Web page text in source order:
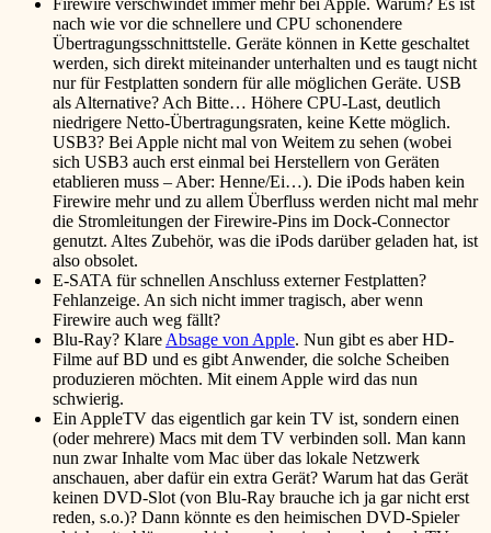
Firewire verschwindet immer mehr bei Apple. Warum? Es ist
nach wie vor die schnellere und CPU schonendere
Übertragungsschnittstelle. Geräte können in Kette geschaltet
werden, sich direkt miteinander unterhalten und es taugt nicht
nur für Festplatten sondern für alle möglichen Geräte. USB
als Alternative? Ach Bitte… Höhere CPU-Last, deutlich
niedrigere Netto-Übertragungsraten, keine Kette möglich.
USB3? Bei Apple nicht mal von Weitem zu sehen (wobei
sich USB3 auch erst einmal bei Herstellern von Geräten
etablieren muss – Aber: Henne/Ei…). Die iPods haben kein
Firewire mehr und zu allem Überfluss werden nicht mal mehr
die Stromleitungen der Firewire-Pins im Dock-Connector
genutzt. Altes Zubehör, was die iPods darüber geladen hat, ist
also obsolet.
E-SATA für schnellen Anschluss externer Festplatten?
Fehlanzeige. An sich nicht immer tragisch, aber wenn
Firewire auch weg fällt?
Blu-Ray? Klare Absage von Apple. Nun gibt es aber HD-
Filme auf BD und es gibt Anwender, die solche Scheiben
produzieren möchten. Mit einem Apple wird das nun
schwierig.
Ein AppleTV das eigentlich gar kein TV ist, sondern einen
(oder mehrere) Macs mit dem TV verbinden soll. Man kann
nun zwar Inhalte vom Mac über das lokale Netzwerk
anschauen, aber dafür ein extra Gerät? Warum hat das Gerät
keinen DVD-Slot (von Blu-Ray brauche ich ja gar nicht erst
reden, s.o.)? Dann könnte es den heimischen DVD-Spieler